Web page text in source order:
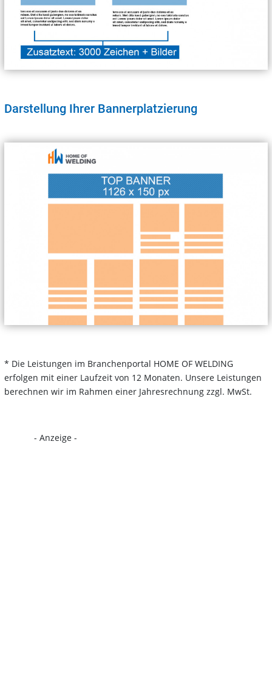
Darstellung Ihrer Bannerplatzierung
* Die Leistungen im Branchenportal HOME OF WELDING
erfolgen mit einer Laufzeit von 12 Monaten. Unsere Leistungen
berechnen wir im Rahmen einer Jahresrechnung zzgl. MwSt.
- Anzeige -